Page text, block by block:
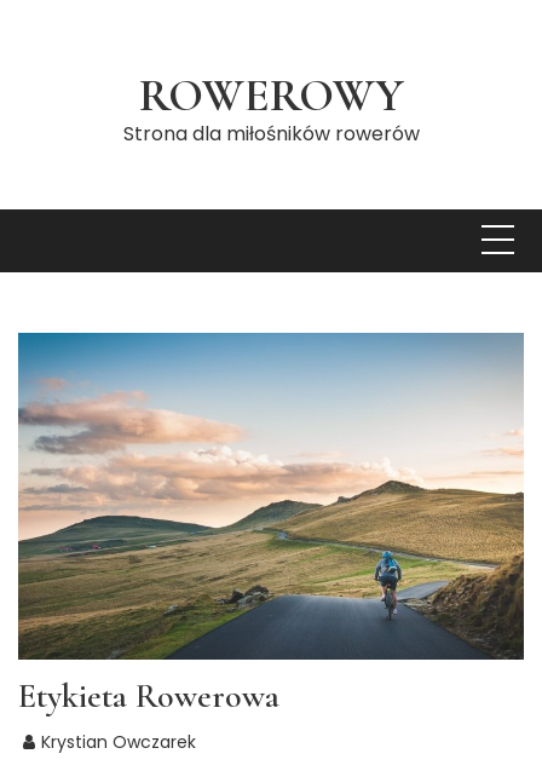
ROWEROWY
Strona dla miłośników rowerów
Etykieta Rowerowa
Krystian Owczarek